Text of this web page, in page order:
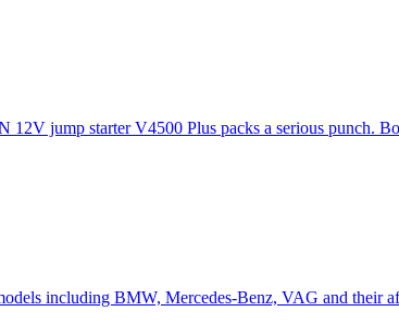
jump starter V4500 Plus packs a serious punch.
including BMW, Mercedes-Benz, VAG and their